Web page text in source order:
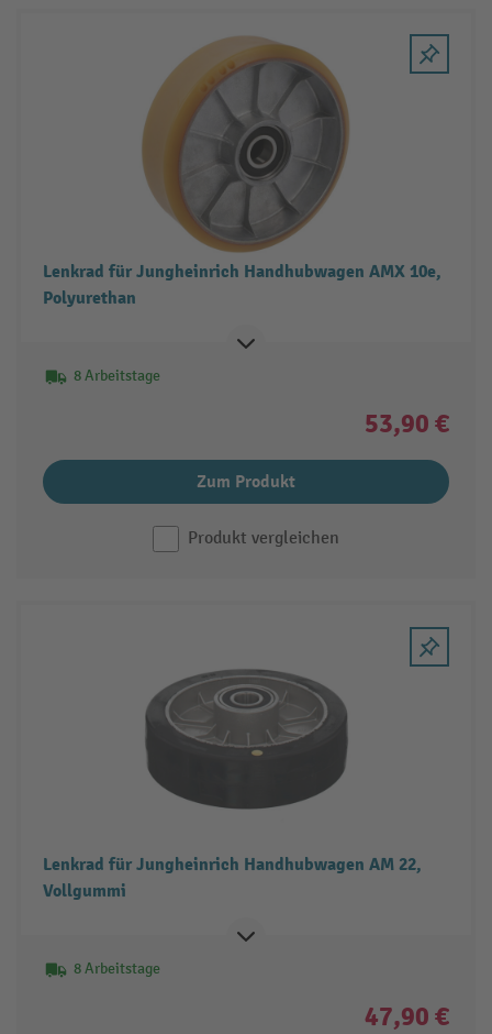
Lenkrad für Jungheinrich Handhubwagen AMX 10e,
Polyurethan
8 Arbeitstage
53,90 €
Zum Produkt
Produkt vergleichen
Lenkrad für Jungheinrich Handhubwagen AM 22,
Vollgummi
8 Arbeitstage
47,90 €